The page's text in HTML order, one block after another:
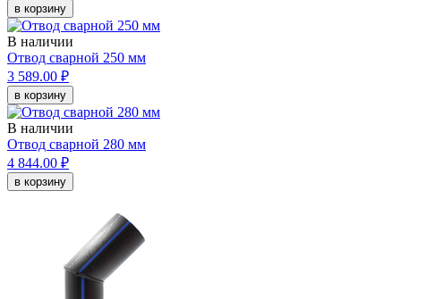
в корзину
В наличии
Отвод сварной 250 мм
3 589.00 ₽
в корзину
В наличии
Отвод сварной 280 мм
4 844.00 ₽
в корзину